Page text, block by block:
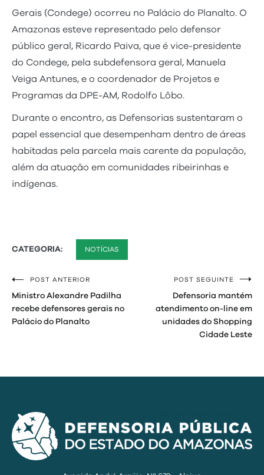
Gerais (Condege) ocorreu no Palácio do Planalto. O
Amazonas esteve representado pelo defensor
público geral, Ricardo Paiva, que é vice-presidente
do Condege, pela subdefensora geral, Manuela
Veiga Antunes, e o coordenador de Projetos e
Programas da DPE-AM, Rodolfo Lôbo.
Durante o encontro, as Defensorias sustentaram o
papel essencial que desempenham dentro de áreas
habitadas pela parcela mais carente da população,
além da atuação em comunidades ribeirinhas e
indígenas.
CATEGORIA: NOTÍCIAS
Navegação
de
Post
POST ANTERIOR
Ministro Alexandre Padilha
recebe defensores gerais no
Palácio do Planalto
POST SEGUINTE
Defensoria mantém
atendimento on-line em
unidades do Shopping
Cidade Leste